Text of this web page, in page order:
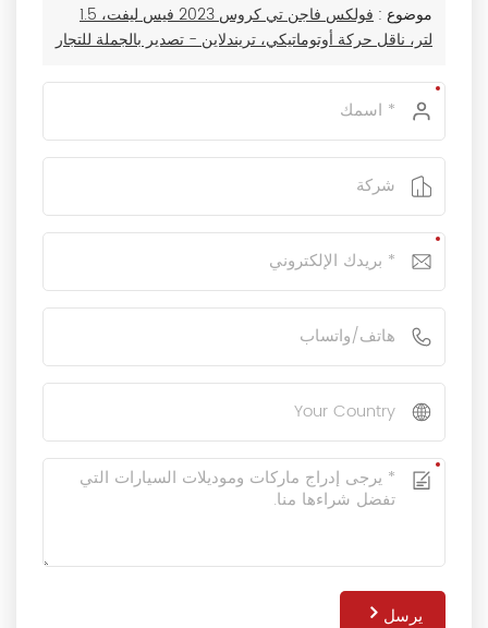
موضوع :
فولكس فاجن تي كروس 2023 فيس ليفت، 1.5
لتر، ناقل حركة أوتوماتيكي، تريندلاين - تصدير بالجملة للتجار
يرسل